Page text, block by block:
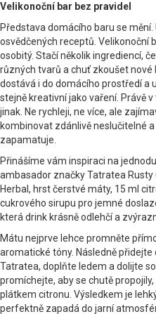
Velikonoční bar bez pravidel
Představa domácího baru se
osvědčených receptů. Velikonoční
osobitý. Stačí několik ingrediencí,
různých tvarů a chuť zkoušet
dostává i do domácího prostředí a
stejně kreativní jako vaření. Právě
jinak. Ne rychleji, ne více, ale
kombinovat zdánlivě neslučitelné
zapamatuje.
Přinášíme vám inspiraci na
ambasador značky Tatratea Rusty
Herbal, hrst čerstvé máty, 15 ml
cukrového sirupu pro jemné
která drink krásně odlehčí a
Mátu nejprve lehce promněte
aromatické tóny. Následně
Tatratea, doplňte ledem a dolijte
promíchejte, aby se chutě
plátkem citronu. Výsledkem je
perfektně zapadá do jarní